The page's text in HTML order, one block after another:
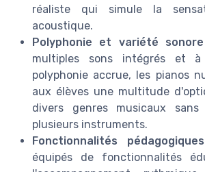
réaliste qui simule la
acoustique.
Polyphonie et variété sonore
multiples sons intégrés et
polyphonie accrue, les pianos
aux élèves une multitude
divers genres musicaux
plusieurs instruments.
Fonctionnalités pédagogiques
équipés de fonctionnalités